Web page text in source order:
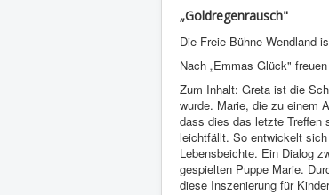
„Goldregenrausch"
Die Freie Bühne Wendland
Nach „Emmas Glück"
Zum Inhalt: Greta ist die
wurde. Marie, die zu einem
dass dies das letzte Treffen
leichtfällt. So entwickelt
Lebensbeichte. Ein Dialog
gespielten Puppe Marie.
diese Inszenierung für